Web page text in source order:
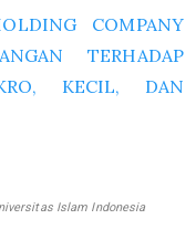
COMPANY
TERHADAP
KECIL, DAN
Islam Indonesia